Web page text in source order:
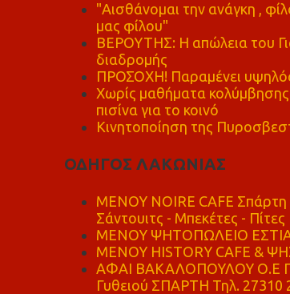
"Αισθάνομαι την ανάγκη ,
μας φίλου"
ΒΕΡΟΥΤΗΣ: Η απώλεια του
διαδρομής
ΠΡΟΣΟΧΗ! Παραμένει
Χωρίς μαθήματα
πισίνα για το κοινό
Κινητοποίηση της
ΟΔΗΓΟΣ ΛΑΚΩΝΙΑΣ
MENOY NOIRE CAFE
Σάντουιτς - Μπεκέτες - Πίτες
ΜΕΝΟΥ ΨΗΤΟΠΩΛΕΙΟ
ΜΕΝΟΥ HISTORY CAFE &
ΑΦΑΙ ΒΑΚΑΛΟΠΟΥΛΟΥ Ο.Ε
Γυθειού ΣΠΑΡΤΗ Τηλ. 27310